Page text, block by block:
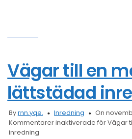
Vägar till en
lättstädad
Byrnn.yqe. Inredning
On
Kommentarer inaktiverade för Vägar
inredning